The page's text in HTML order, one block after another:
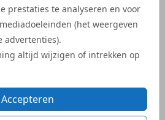
prestaties te analyseren en voor
(het weergeven
advertenties).
altijd wijzigen of intrekken op
Accepteren
veel
-
Meer reviews